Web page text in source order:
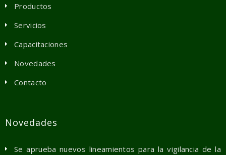
Productos
Servicios
Capacitaciones
Novedades
Contacto
Novedades
Se aprueba nuevos lineamientos para la vigilancia de la